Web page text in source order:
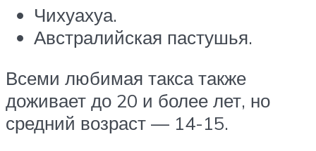
Чихуахуа.
Австралийская пастушья.
Всеми любимая такса также
доживает до 20 и более лет, но
средний возраст — 14-15.